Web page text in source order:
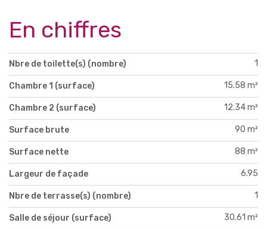
En chiffres
Nbre de toilette(s) (nombre) 1
Chambre 1 (surface) 15.58 m²
Chambre 2 (surface) 12.34 m²
Surface brute 90 m²
Surface nette 88 m²
Largeur de façade 6.95
Nbre de terrasse(s) (nombre) 1
Salle de séjour (surface) 30.61 m²